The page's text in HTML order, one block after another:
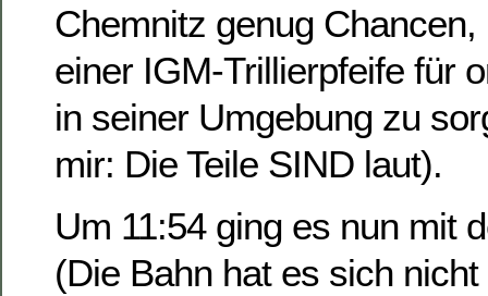
Chemnitz genug
einer IGM-Trillierpfeife für
in seiner Umgebung zu
mir: Die Teile SIND laut).
Um 11:54 ging es nun mit
(Die Bahn hat es sich